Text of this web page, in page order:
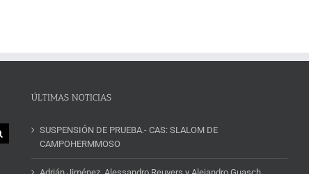
ÚLTIMAS NOTICIAS
SUSPENSIÓN DE PRUEBA.- CAS: SLALOM DE
CAMPOHERMMOSO